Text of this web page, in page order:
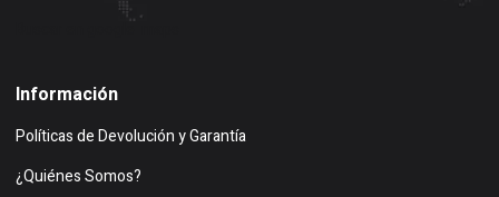
Información
Políticas de Devolución y Garantía
¿Quiénes Somos?